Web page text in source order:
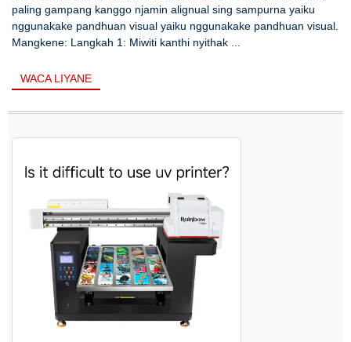
paling gampang kanggo njamin alignual sing sampurna yaiku
nggunakake pandhuan visual yaiku nggunakake pandhuan visual.
Mangkene: Langkah 1: Miwiti kanthi nyithak ...
WACA LIYANE